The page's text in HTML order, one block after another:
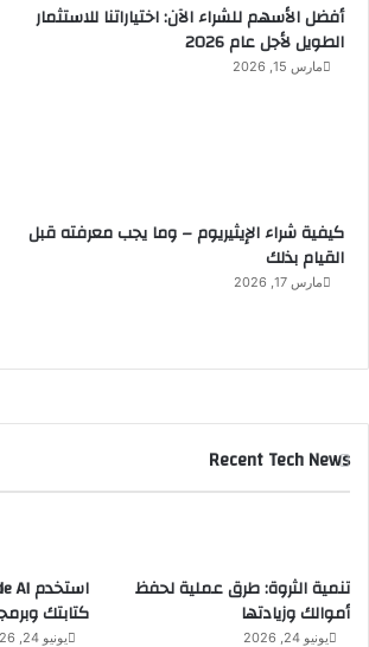
أفضل الأسهم للشراء الآن: اختياراتنا للاستثمار
الطويل لأجل عام 2026
مارس 15, 2026
كيفية شراء الإيثيريوم – وما يجب معرفته قبل
القيام بذلك
مارس 17, 2026
Recent Tech News
كتابتك
يونيو 24, 2026
تنمية الثروة: طرق عملية لحفظ
أموالك وزيادتها
يونيو 24, 2026